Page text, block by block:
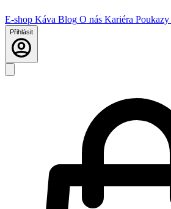
E-shop Káva Blog O nás Kariéra Poukazy
Přihlásit